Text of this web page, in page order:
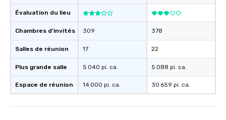
Évaluation du lieu
Chambres d'invités
Salles de réunion
Plus grande salle
Espace de réunion
309
17
5 040 pi. ca.
14 000 pi. ca.
378
22
5 088 pi. ca.
30 659 pi. ca.